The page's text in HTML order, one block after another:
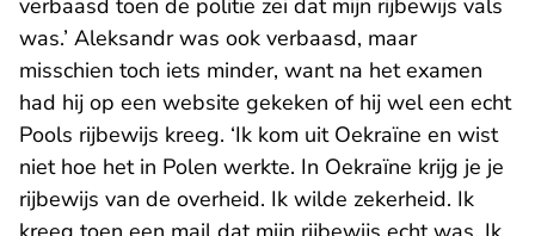
verbaasd toen de politie zei dat mijn rijbewijs vals
was.’ Aleksandr was ook verbaasd, maar
misschien toch iets minder, want na het examen
had hij op een website gekeken of hij wel een echt
Pools rijbewijs kreeg. ‘Ik kom uit Oekraïne en wist
niet hoe het in Polen werkte. In Oekraïne krijg je je
rijbewijs van de overheid. Ik wilde zekerheid. Ik